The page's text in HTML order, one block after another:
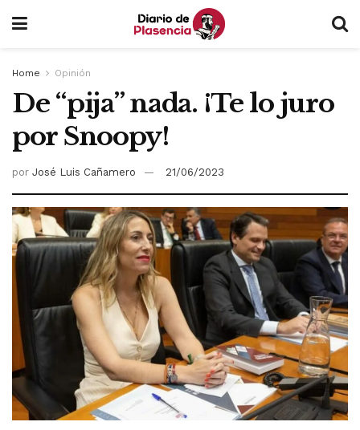
Home Opinión
De “pija” nada. ¡Te lo juro
por Snoopy!
por José Luis Cañamero 21/06/2023